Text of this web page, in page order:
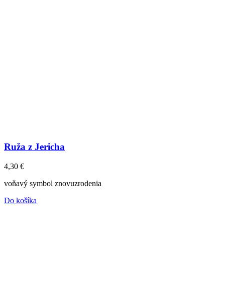
Ruža z Jericha
4,30 €
voňavý symbol znovuzrodenia
Do košíka